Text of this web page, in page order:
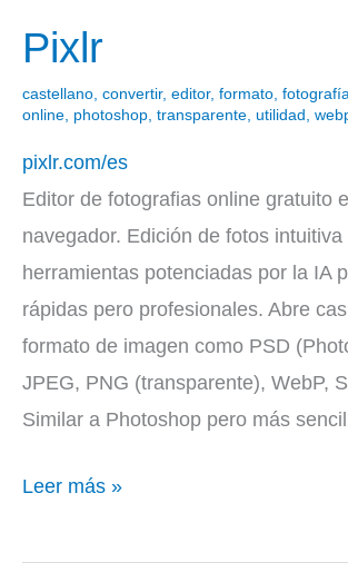
Pixlr
castellano convertir, editor, formato fotografía
online photoshop transparente utilidad
pixlr.com/es
Editor de fotografias online gratuito
navegador. Edición de fotos intuitiva
herramientas potenciadas por la IA
rápidas pero profesionales. Abre
formato de imagen como PSD
JPEG, PNG (transparente), WebP,
Similar a Photoshop pero más
Pixlr
Leer más »